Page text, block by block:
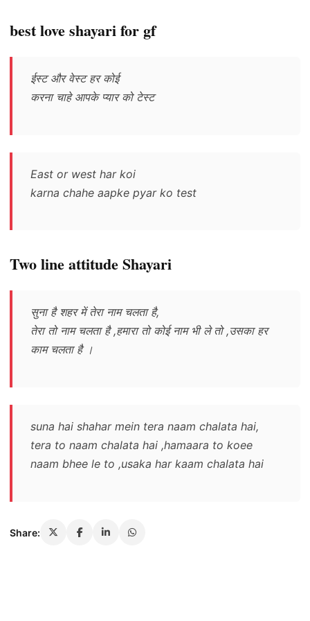
best love shayari for gf
ईस्ट और वेस्ट हर कोई
करना चाहे आपके प्यार को टेस्ट
East or west har koi
karna chahe aapke pyar ko test
Two line attitude Shayari
सुना है शहर में तेरा नाम चलता है,
तेरा तो नाम चलता है ,हमारा तो कोई नाम भी ले तो ,उसका हर
काम चलता है ।
suna hai shahar mein tera naam chalata hai,
tera to naam chalata hai ,hamaara to koee
naam bhee le to ,usaka har kaam chalata hai
Share: